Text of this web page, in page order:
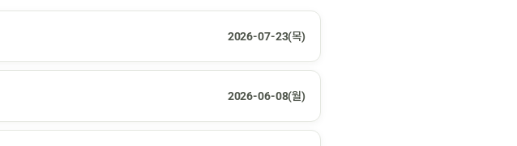
2026-07-23(목)
2026-06-08(월)